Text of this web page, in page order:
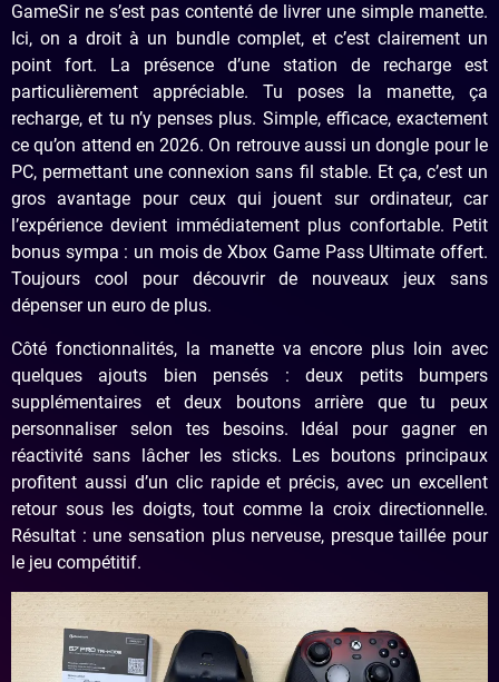
GameSir ne s’est pas contenté de livrer une simple manette.
Ici, on a droit à un bundle complet, et c’est clairement un
point fort. La présence d’une station de recharge est
particulièrement appréciable. Tu poses la manette, ça
recharge, et tu n’y penses plus. Simple, efficace, exactement
ce qu’on attend en 2026. On retrouve aussi un dongle pour le
PC, permettant une connexion sans fil stable. Et ça, c’est un
gros avantage pour ceux qui jouent sur ordinateur, car
l’expérience devient immédiatement plus confortable. Petit
bonus sympa : un mois de Xbox Game Pass Ultimate offert.
Toujours cool pour découvrir de nouveaux jeux sans
dépenser un euro de plus.
Côté fonctionnalités, la manette va encore plus loin avec
quelques ajouts bien pensés : deux petits bumpers
supplémentaires et deux boutons arrière que tu peux
personnaliser selon tes besoins. Idéal pour gagner en
réactivité sans lâcher les sticks. Les boutons principaux
profitent aussi d’un clic rapide et précis, avec un excellent
retour sous les doigts, tout comme la croix directionnelle.
Résultat : une sensation plus nerveuse, presque taillée pour
le jeu compétitif.